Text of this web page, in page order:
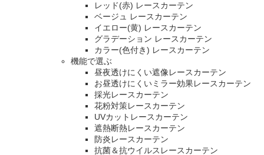
レッド(赤) レースカーテン
ベージュ レースカーテン
イエロー(黄) レースカーテン
グラデーション レースカーテン
カラー(色付き) レースカーテン
機能で選ぶ
昼夜透けにくい遮像レースカーテン
お昼透けにくいミラー効果レースカーテン
採光レースカーテン
花粉対策レースカーテン
UVカットレースカーテン
遮熱断熱レースカーテン
防炎レースカーテン
抗菌＆抗ウイルスレースカーテン